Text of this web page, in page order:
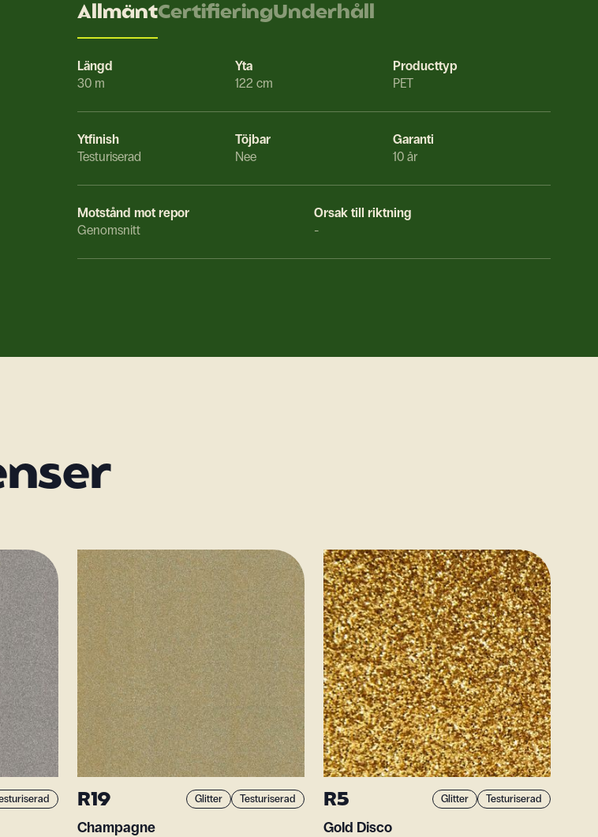
AllmäntCertifieringUnderhåll
Längd
30 m
Yta
122 cm
Producttyp
PET
Ytfinish
Testuriserad
Töjbar
Nee
Garanti
10 år
Motstånd mot repor
Genomsnitt
Orsak till riktning
-
R19 Glitter Testuriserad
Champagne
R5 Glitter Testuriserad
Gold Disco